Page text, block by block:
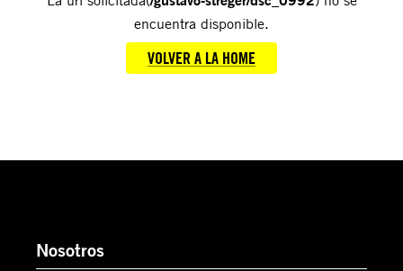
encuentra disponible.
VOLVER A LA HOME
Nosotros